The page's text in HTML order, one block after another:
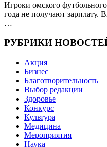
Игроки омского
года не получают
…
РУБРИКИ
Акция
Бизнес
Благотворительность
Выбор редакции
Здоровье
Конкурс
Культура
Медицина
Мероприятия
Наука